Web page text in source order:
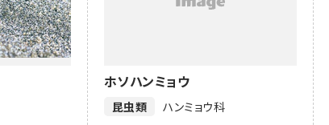
昆虫類
ホソハンミョウ
ハンミョウ科